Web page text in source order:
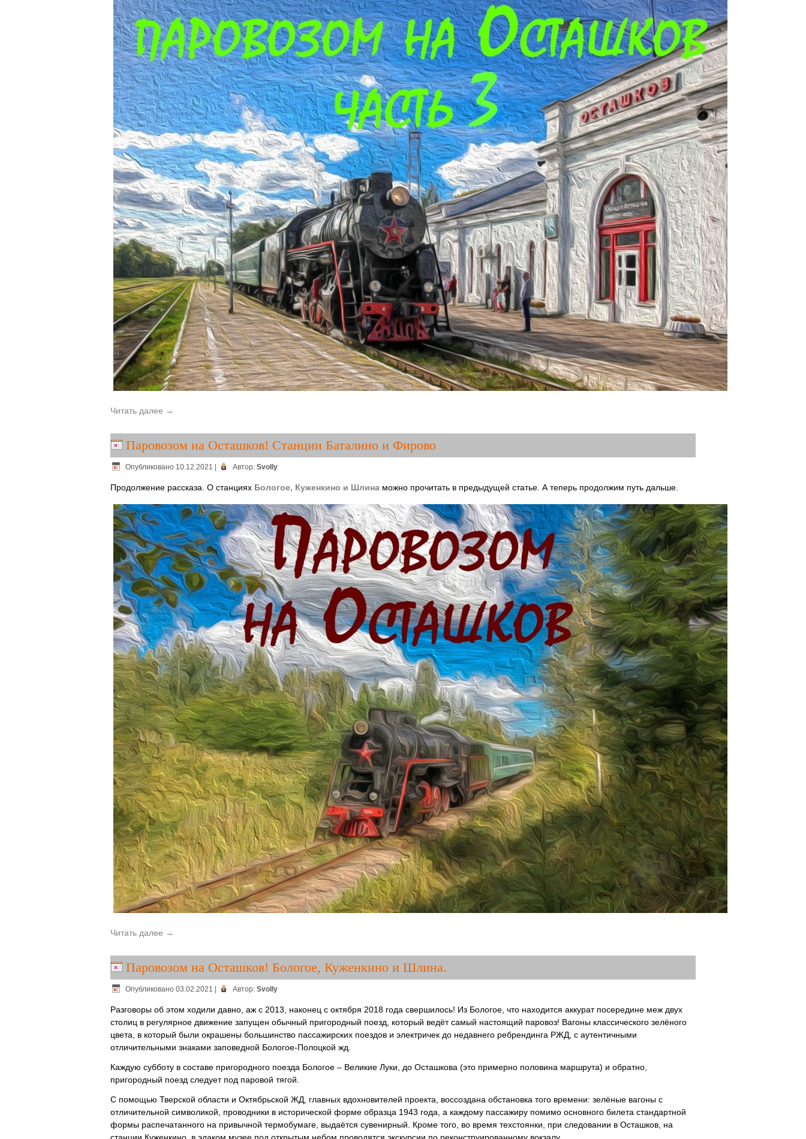
Читать далее →
Паровозом на Осташков! Станции Баталино и Фирово
Опубликовано 10.12.2021 Автор: Svolly
Продолжение рассказа. О станциях Бологое, Куженкино и Шлина можно прочитать в предыдущей статье. А теперь продолжим путь дальше.
Читать далее →
Паровозом на Осташков! Бологое, Куженкино и Шлина.
Опубликовано 03.02.2021 Автор: Svolly
Разговоры об этом ходили давно, аж с 2013, наконец с октября 2018 года свершилось! Из Бологое, что находится аккурат посередине меж двух
столиц в регулярное движение запущен обычный пригородный поезд, который ведёт самый настоящий паровоз! Вагоны классического зелёного
цвета, в который были окрашены большинство пассажирских поездов и электричек до недавнего ребрендинга РЖД, с аутентичными
отличительными знаками заповедной Бологое-Полоцкой жд.
Каждую субботу в составе пригородного поезда Бологое – Великие Луки, до Осташкова (это примерно половина маршрута) и обратно,
пригородный поезд следует под паровой тягой.
С помощью Тверской области и Октябрьской ЖД, главных вдохновителей проекта, воссоздана обстановка того времени: зелёные вагоны с
отличительной символикой, проводники в исторической форме образца 1943 года, а каждому пассажиру помимо основного билета стандартной
формы распечатанного на привычной термобумаге, выдаётся сувенирный. Кроме того, во время техстоянки, при следовании в Осташков, на